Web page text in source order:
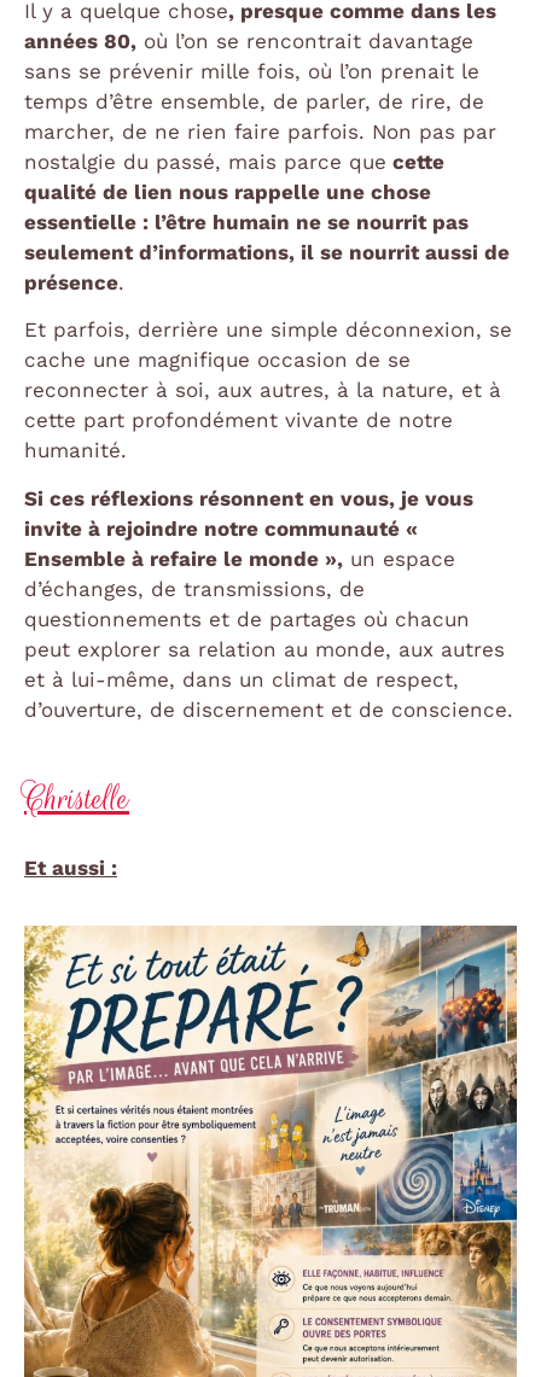
Il y a quelque chose, presque comme dans les
années 80, où l’on se rencontrait davantage
sans se prévenir mille fois, où l’on prenait le
temps d’être ensemble, de parler, de rire, de
marcher, de ne rien faire parfois. Non pas par
nostalgie du passé, mais parce que cette
qualité de lien nous rappelle une chose
essentielle : l’être humain ne se nourrit pas
seulement d’informations, il se nourrit aussi de
présence.
Et parfois, derrière une simple déconnexion, se
cache une magnifique occasion de se
reconnecter à soi, aux autres, à la nature, et à
cette part profondément vivante de notre
humanité.
Si ces réflexions résonnent en vous, je vous
invite à rejoindre notre communauté «
Ensemble à refaire le monde », un espace
d’échanges, de transmissions, de
questionnements et de partages où chacun
peut explorer sa relation au monde, aux autres
et à lui-même, dans un climat de respect,
d’ouverture, de discernement et de conscience.
Christelle
Et aussi :